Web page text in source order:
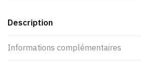
Description
Informations complémentaires